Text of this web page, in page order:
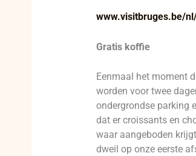
www.visitbruges.be/
Gratis koffie
Eenmaal het moment
worden voor twee
ondergrondse parking
dat er croissants en
waar aangeboden
dweil op onze eerste